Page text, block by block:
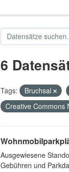
6
Tags: Bruchsal
Creative Commons
Ausgewiesene
Gebühren und